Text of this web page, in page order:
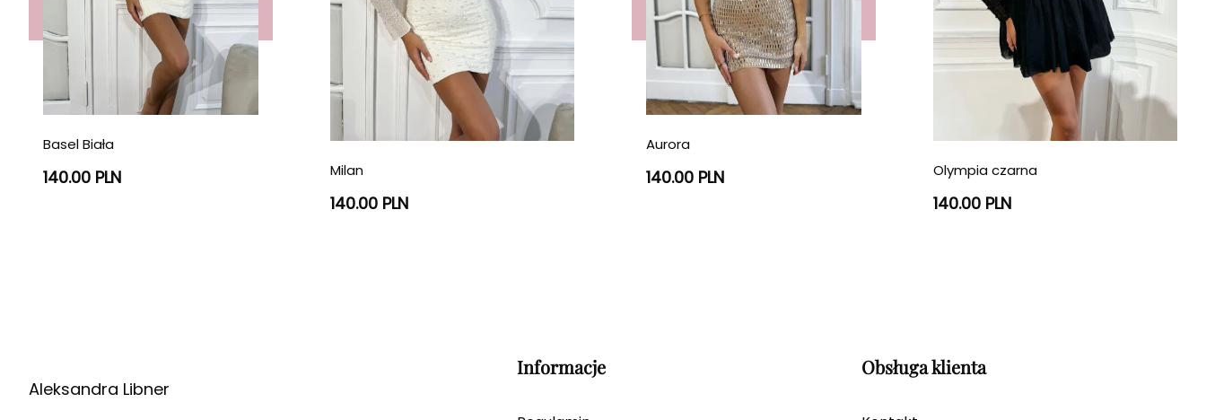
Basel Biała
140.00 PLN Milan
140.00 PLN
Aurora
140.00 PLN Olympia czarna
140.00 PLN
Aleksandra Libner
Informacje Obsługa klienta